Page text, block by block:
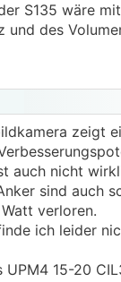
S135 wäre
und des
zeigt
auch nicht
sind auch
verloren.
ich leider
UPM4 15-20